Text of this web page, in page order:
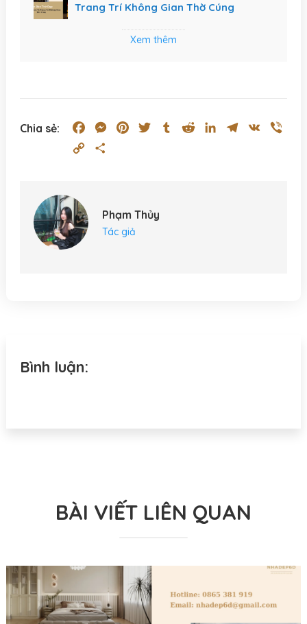
Trang Trí Không Gian Thờ Cúng
Xem thêm
Chia sẻ: FacebookMessenger
PinterestTwitterTumblrRedditLinkedInTelegram
VK
Copy
Phạm Thủy
Tác giả
Bình luận:
BÀI VIẾT LIÊN QUAN